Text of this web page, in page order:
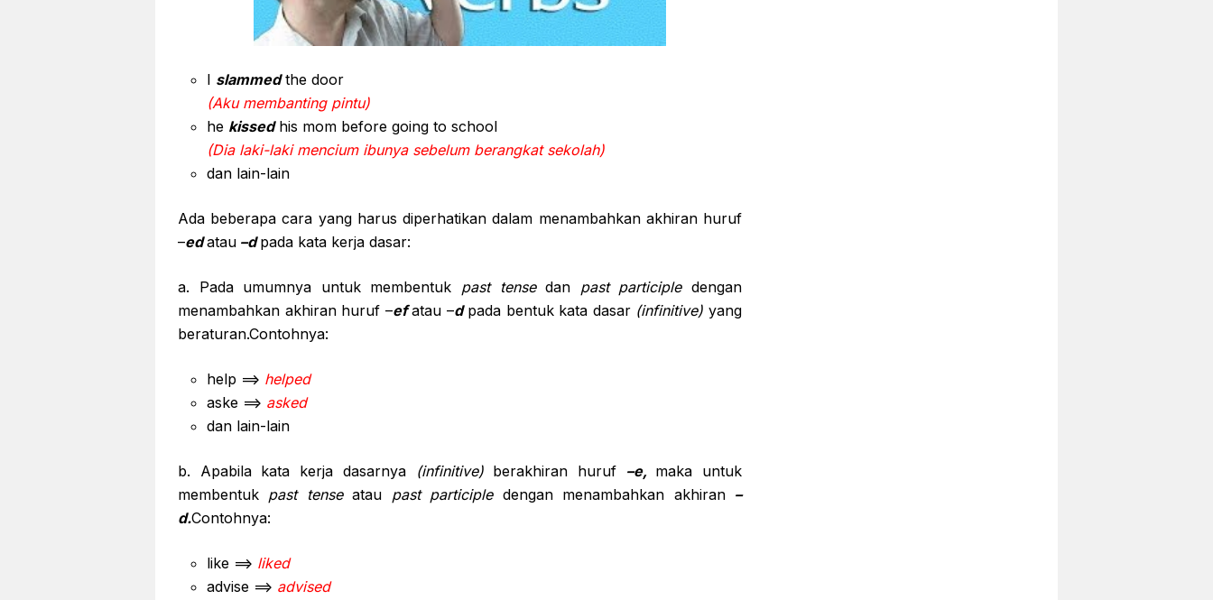
I slammedthe door
(Aku membanting pintu)
he kissedhis mom before going to school
(Dia laki-laki mencium ibunya sebelum berangkat sekolah)
dan lain-lain
Ada beberapa cara yang harus diperhatikan dalam menambahkan akhiran huruf
–edatau –dpada kata kerja dasar:
a. Pada umumnya untuk membentuk past tensedan past participledengan
menambahkan akhiran huruf –efatau –dpada bentuk kata dasar (infinitive) yang
beraturan.Contohnya:
help ==> helped
aske ==> asked
dan lain-lain
b. Apabila kata kerja dasarnya (infinitive)berakhiran huruf –e, maka untuk
membentuk past tenseatau past participledengan menambahkan akhiran –
d.Contohnya:
like ==> liked
advise ==> advised